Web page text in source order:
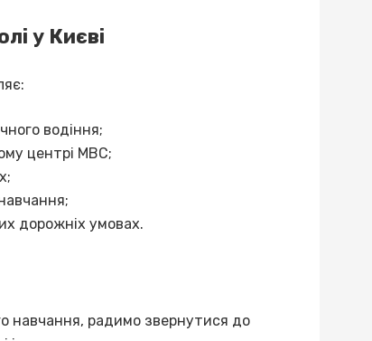
у Києві
водіння;
центрі МВС;
дорожніх умовах.
навчання, радимо звернутися до